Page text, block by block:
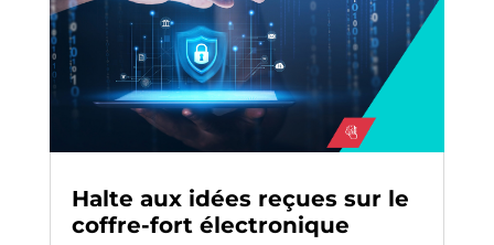
Halte aux idées reçues sur le
coffre-fort électronique